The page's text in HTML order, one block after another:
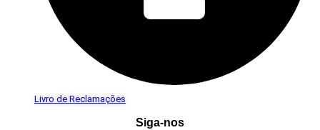
Livro de Reclamações
Siga-nos